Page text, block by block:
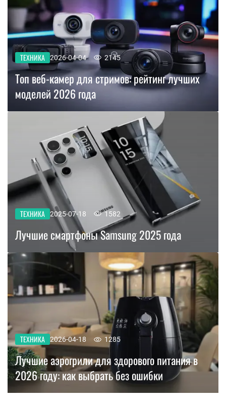
ТЕХНИКА 2026-04-04 2145
Топ веб-камер для стримов: рейтинг лучших
моделей 2026 года
ТЕХНИКА 2025-07-18 1582
Лучшие смартфоны Samsung 2025 года
ТЕХНИКА 2026-04-18 1285
Лучшие аэрогрили для здорового питания в
2026 году: как выбрать без ошибки